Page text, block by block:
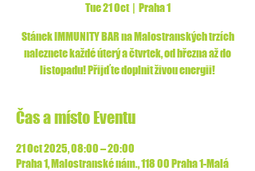
Tue 21 Oct
  |
Praha 1
Stánek IMMUNITY BAR na Malostranských trzích
naleznete každé úterý a čtvrtek, od března až do
listopadu! Přijďte doplnit živou energii!
Čas a místo Eventu
21 Oct 2025, 08:00 – 20:00
Praha 1, Malostranské nám., 118 00 Praha 1-Malá